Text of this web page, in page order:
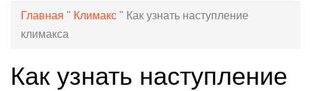
Главная " Климакс " Как узнать наступление
климакса
Как узнать наступление